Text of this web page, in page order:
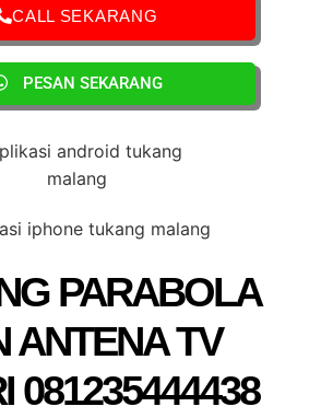
PARABOLA
ANTENA TV
081235444438
CALL SEKARANG
PESAN SEKARANG